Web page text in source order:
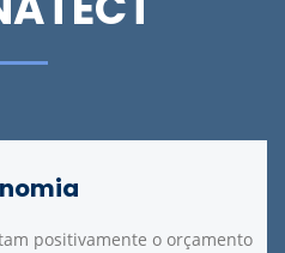
positivamente o orçamento